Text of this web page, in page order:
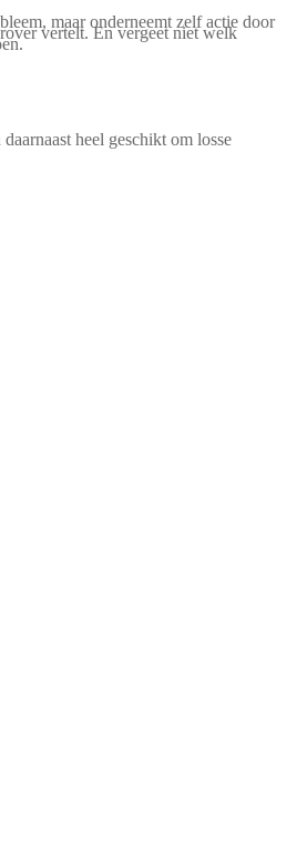
maar onderneemt zelf actie door
vertelt. En vergeet niet welk
heel geschikt om losse